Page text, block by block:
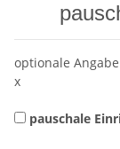
optionale Angabe
x
pauschale